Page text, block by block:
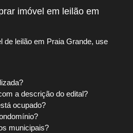
imóvel em leilão em
de leilão em Praia Grande, use
a descrição do edital?
ocupado?
municipais?